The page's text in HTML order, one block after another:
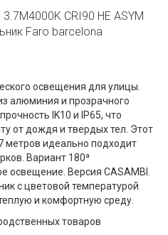
CRI90 HE ASYM
Faro barcelona
освещения для улицы.
алюминия и прозрачного
IK10 и IP65, что
от дождя и твердых тел. Этот
метров идеально подходит
Вариант 180ª
освещение. Версия CASAMBI.
с цветовой температурой
и комфортную среду.
товаров